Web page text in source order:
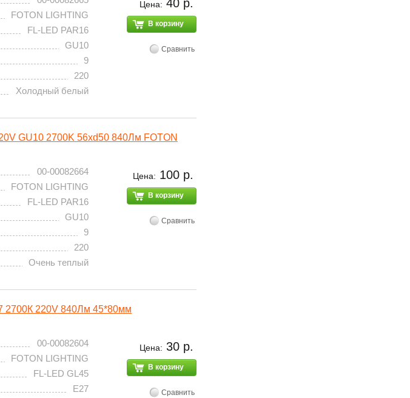
FOTON LIGHTING
FL-LED PAR16
GU10
9
220
Холодный белый
Цена: 40 р.
В корзину
Сравнить
GU10 2700K 56xd50 840Лм FOTON
00-00082664
FOTON LIGHTING
FL-LED PAR16
GU10
9
220
Очень теплый
Цена: 100 р.
В корзину
Сравнить
2700К 220V 840Лм 45*80мм
00-00082604
FOTON LIGHTING
FL-LED GL45
E27
Цена: 30 р.
В корзину
Сравнить